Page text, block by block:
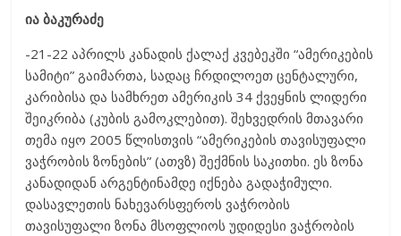
ია ბაკურაძე
-21-22 აპრილს კანადის ქალაქ კვებეკში “ამერიკების
სამიტი” გაიმართა, სადაც ჩრდილოეთ ცენტალური,
კარიბისა და სამხრეთ ამერიკის 34 ქვეყნის ლიდერი
შეიკრიბა (კუბის გამოკლებით). შეხვედრის მთავარი
თემა იყო 2005 წლისთვის “ამერიკების თავისუფალი
ვაჭრობის ზონების” (ათვზ) შექმნის საკითხი. ეს ზონა
კანადიდან არგენტინამდე იქნება გადაჭიმული.
დასავლეთის ნახევარსფეროს ვაჭრობის
თავისუფალი ზონა მსოფლიოს უდიდესი ვაჭრობის